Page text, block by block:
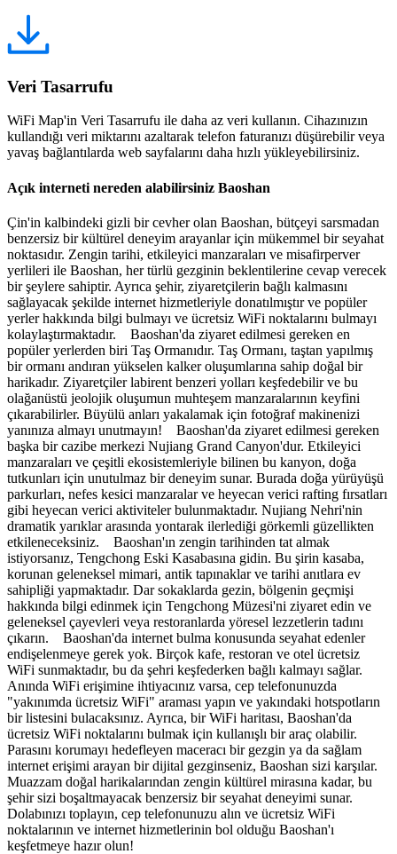
Veri Tasarrufu
WiFi Map'in Veri Tasarrufu ile daha az veri kullanın. Cihazınızın
kullandığı veri miktarını azaltarak telefon faturanızı düşürebilir veya
yavaş bağlantılarda web sayfalarını daha hızlı yükleyebilirsiniz.
Açık interneti nereden alabilirsiniz Baoshan
Çin'in kalbindeki gizli bir cevher olan Baoshan, bütçeyi sarsmadan
benzersiz bir kültürel deneyim arayanlar için mükemmel bir seyahat
noktasıdır. Zengin tarihi, etkileyici manzaraları ve misafirperver
yerlileri ile Baoshan, her türlü gezginin beklentilerine cevap verecek
bir şeylere sahiptir. Ayrıca şehir, ziyaretçilerin bağlı kalmasını
sağlayacak şekilde internet hizmetleriyle donatılmıştır ve popüler
yerler hakkında bilgi bulmayı ve ücretsiz WiFi noktalarını bulmayı
kolaylaştırmaktadır. Baoshan'da ziyaret edilmesi gereken en
popüler yerlerden biri Taş Ormanıdır. Taş Ormanı, taştan yapılmış
bir ormanı andıran yükselen kalker oluşumlarına sahip doğal bir
harikadır. Ziyaretçiler labirent benzeri yolları keşfedebilir ve bu
olağanüstü jeolojik oluşumun muhteşem manzaralarının keyfini
çıkarabilirler. Büyülü anları yakalamak için fotoğraf makinenizi
yanınıza almayı unutmayın! Baoshan'da ziyaret edilmesi gereken
başka bir cazibe merkezi Nujiang Grand Canyon'dur. Etkileyici
manzaraları ve çeşitli ekosistemleriyle bilinen bu kanyon, doğa
tutkunları için unutulmaz bir deneyim sunar. Burada doğa yürüyüşü
parkurları, nefes kesici manzaralar ve heyecan verici rafting fırsatları
gibi heyecan verici aktiviteler bulunmaktadır. Nujiang Nehri'nin
dramatik yarıklar arasında yontarak ilerlediği görkemli güzellikten
etkileneceksiniz. Baoshan'ın zengin tarihinden tat almak
istiyorsanız, Tengchong Eski Kasabasına gidin. Bu şirin kasaba,
korunan geleneksel mimari, antik tapınaklar ve tarihi anıtlara ev
sahipliği yapmaktadır. Dar sokaklarda gezin, bölgenin geçmişi
hakkında bilgi edinmek için Tengchong Müzesi'ni ziyaret edin ve
geleneksel çayevleri veya restoranlarda yöresel lezzetlerin tadını
çıkarın. Baoshan'da internet bulma konusunda seyahat edenler
endişelenmeye gerek yok. Birçok kafe, restoran ve otel ücretsiz
WiFi sunmaktadır, bu da şehri keşfederken bağlı kalmayı sağlar.
Anında WiFi erişimine ihtiyacınız varsa, cep telefonunuzda
"yakınımda ücretsiz WiFi" araması yapın ve yakındaki hotspotların
bir listesini bulacaksınız. Ayrıca, bir WiFi haritası, Baoshan'da
ücretsiz WiFi noktalarını bulmak için kullanışlı bir araç olabilir.
Parasını korumayı hedefleyen maceracı bir gezgin ya da sağlam
internet erişimi arayan bir dijital gezginseniz, Baoshan sizi karşılar.
Muazzam doğal harikalarından zengin kültürel mirasına kadar, bu
şehir sizi boşaltmayacak benzersiz bir seyahat deneyimi sunar.
Dolabınızı toplayın, cep telefonunuzu alın ve ücretsiz WiFi
noktalarının ve internet hizmetlerinin bol olduğu Baoshan'ı
keşfetmeye hazır olun!